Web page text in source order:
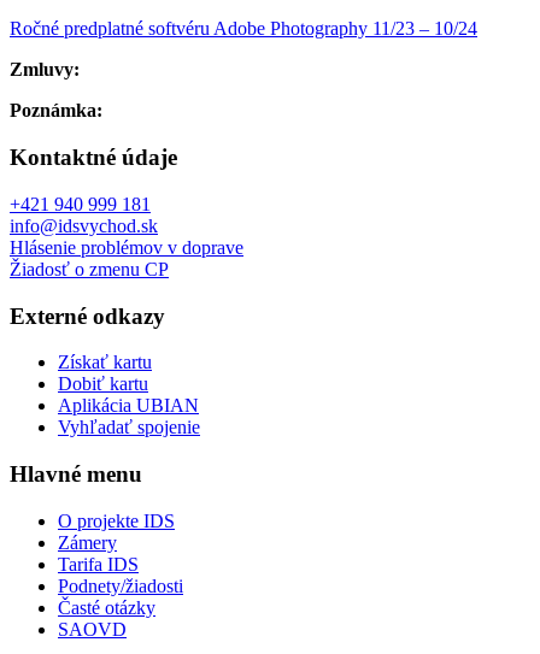
Ročné predplatné softvéru Adobe Photography 11/23 – 10/24
Zmluvy:
Poznámka:
Kontaktné údaje
+421 940 999 181
info@idsvychod.sk
Hlásenie problémov v doprave
Žiadosť o zmenu CP
Externé odkazy
Získať kartu
Dobiť kartu
Aplikácia UBIAN
Vyhľadať spojenie
Hlavné menu
O projekte IDS
Zámery
Tarifa IDS
Podnety/žiadosti
Časté otázky
SAOVD